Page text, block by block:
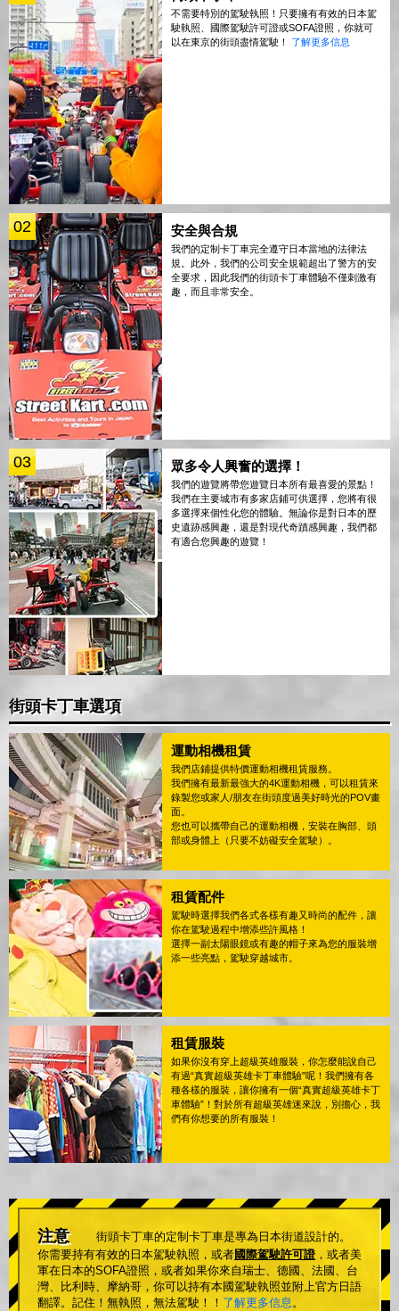
不需要特別的駕駛執照！只要擁有有效的日本駕
駛執照、國際駕駛許可證或SOFA證照，你就可
以在東京的街頭盡情駕駛！ 了解更多信息
02 安全與合規
我們的定制卡丁車完全遵守日本當地的法律法
規。此外，我們的公司安全規範超出了警方的安
全要求，因此我們的街頭卡丁車體驗不僅刺激有
趣，而且非常安全。
03 眾多令人興奮的選擇！
我們的遊覽將帶您遊覽日本所有最喜愛的景點！
我們在主要城市有多家店鋪可供選擇，您將有很
多選擇來個性化您的體驗。無論你是對日本的歷
史遺跡感興趣，還是對現代奇蹟感興趣，我們都
有適合您興趣的遊覽！
街頭卡丁車選項
運動相機租賃
我們店鋪提供特價運動相機租賃服務。
我們擁有最新最強大的4K運動相機，可以租賃來
錄製您或家人/朋友在街頭度過美好時光的POV畫
面。
您也可以攜帶自己的運動相機，安裝在胸部、頭
部或身體上（只要不妨礙安全駕駛）。
租賃配件
駕駛時選擇我們各式各樣有趣又時尚的配件，讓
你在駕駛過程中增添些許風格！
選擇一副太陽眼鏡或有趣的帽子來為您的服裝增
添一些亮點，駕駛穿越城市。
租賃服裝
如果你沒有穿上超級英雄服裝，你怎麼能說自己
有過“真實超級英雄卡丁車體驗”呢！我們擁有各
種各樣的服裝，讓你擁有一個“真實超級英雄卡丁
車體驗”！對於所有超級英雄迷來說，別擔心，我
們有你想要的所有服裝！
注意
街頭卡丁車的定制卡丁車是專為日本街道設計的。
你需要持有有效的日本駕駛執照，或者國際駕駛許可證 ，或者美
軍在日本的SOFA證照，或者如果你來自瑞士、德國、法國、台
灣、比利時、摩納哥，你可以持有本國駕駛執照並附上官方日語
翻譯。記住！無執照，無法駕駛！！ 了解更多信息。